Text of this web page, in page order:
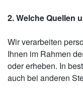
2. Welche Quellen
Wir verarbeiten
Ihnen im Rahmen
oder erheben. In
auch bei anderen